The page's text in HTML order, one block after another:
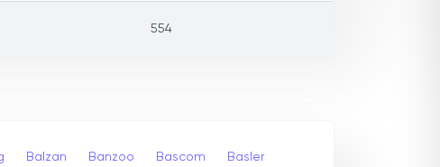
554
Balzan Banzoo Bascom Basler